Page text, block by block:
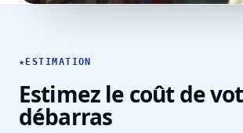
★ ESTIMATION
Estimez le coût de
débarras